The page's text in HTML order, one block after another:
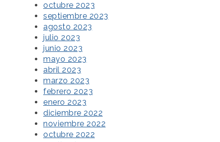
octubre 2023
septiembre 2023
agosto 2023
julio 2023
junio 2023
mayo 2023
abril 2023
marzo 2023
febrero 2023
enero 2023
diciembre 2022
noviembre 2022
octubre 2022